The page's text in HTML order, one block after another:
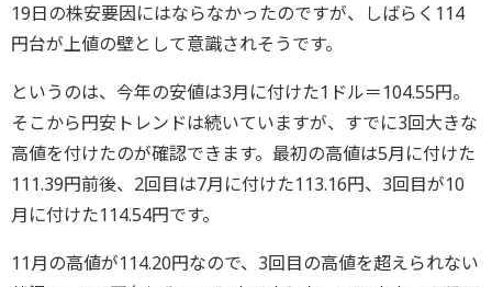
19日の株安要因にはならなかったのですが、しばらく114
円台が上値の壁として意識されそうです。
というのは、今年の安値は3月に付けた1ドル＝104.55円。
そこから円安トレンドは続いていますが、すでに3回大きな
高値を付けたのが確認できます。最初の高値は5月に付けた
111.39円前後、2回目は7月に付けた113.16円、3回目が10
月に付けた114.54円です。
11月の高値が114.20円なので、3回目の高値を超えられない